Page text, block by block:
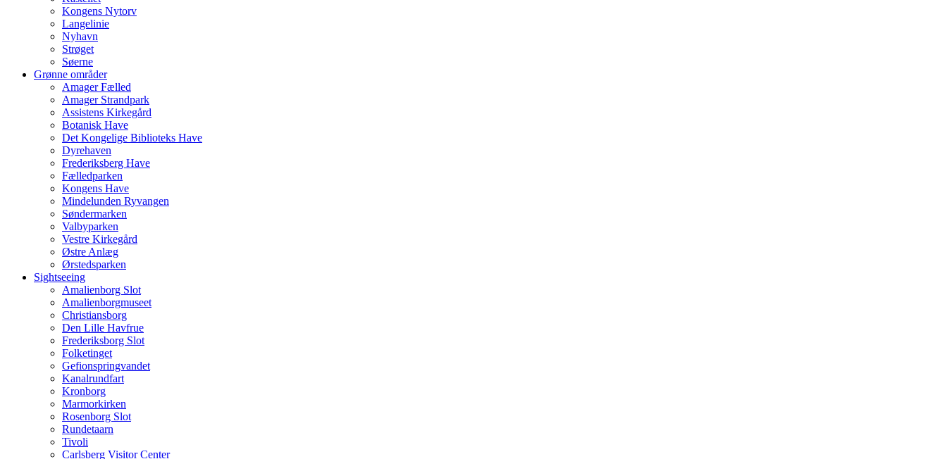
Kongens Nytorv
Langelinie
Nyhavn
Strøget
Søerne
Grønne områder
Amager Fælled
Amager Strandpark
Assistens Kirkegård
Botanisk Have
Det Kongelige Biblioteks Have
Dyrehaven
Frederiksberg Have
Fælledparken
Kongens Have
Mindelunden Ryvangen
Søndermarken
Valbyparken
Vestre Kirkegård
Østre Anlæg
Ørstedsparken
Sightseeing
Amalienborg Slot
Amalienborgmuseet
Christiansborg
Den Lille Havfrue
Frederiksborg Slot
Folketinget
Gefionspringvandet
Kanalrundfart
Kronborg
Marmorkirken
Rosenborg Slot
Rundetaarn
Tivoli
Carlsberg Visitor Center